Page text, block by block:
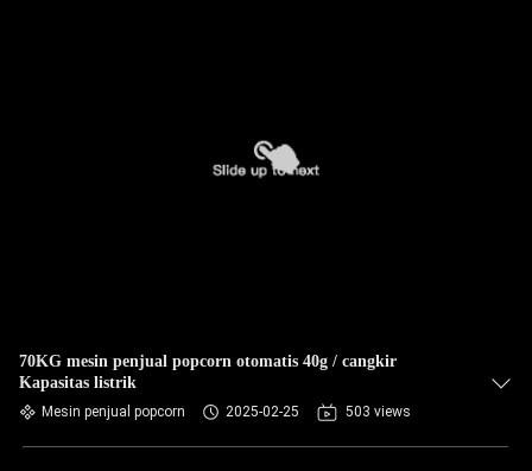
70KG mesin penjual popcorn otomatis 40g / cangkir
Kapasitas listrik
Mesin penjual popcorn 2025-02-25 503 views